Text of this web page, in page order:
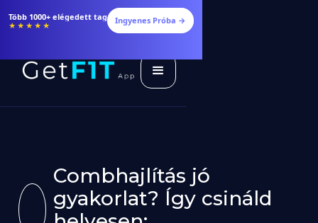
Több 1000+ elégedett tag
★★★★★ Ingyenes Próba →
Combhajlítás jó
gyakorlat? Így csináld